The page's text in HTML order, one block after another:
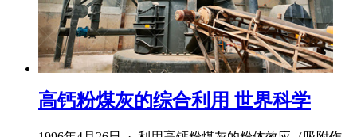
高钙粉煤灰的综合利用 世界科学